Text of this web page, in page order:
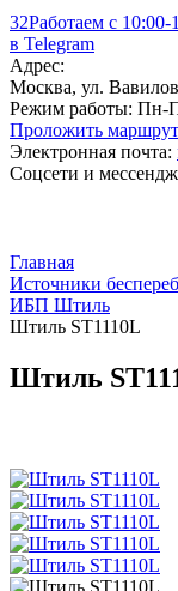
32Работаем с 10:00-
в Telegram
Адрес:
Москва, ул.
Режим работы: Пн-
Проложить маршрут
Электронная почта:
Соцсети и
Главная
Источники
ИБП Штиль
Штиль ST1110L
Штиль